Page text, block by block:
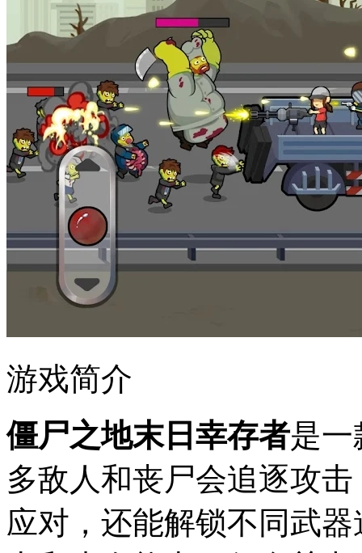
游戏简介
僵尸之地末日幸存者是
多敌人和丧尸会追逐攻
应对，还能解锁不同武